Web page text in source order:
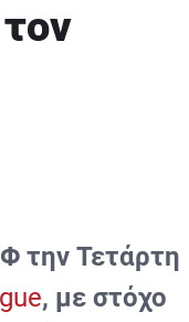
την Τετάρτη
, με στόχο